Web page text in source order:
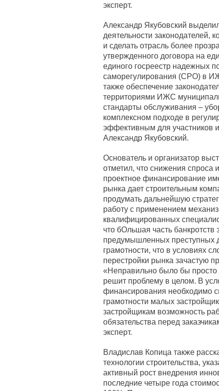
эксперт.
Александр Якубовский
деятельности
и сделать отрасль более
утвержденного договора на
единого госреестр надежных
саморегулирования (СРО) в
также обеспечение
территориями ИЖС
стандарты обслуживания –
комплексном подходе в
эффективным для участников
Александр Якубовский.
Основатель и организатор
отметил, что снижения спроса
проектное финансирование
рынка дает строительным
продумать дальнейшую
работу с применением
квалифицированных
что бОльшая часть
предумышленных преступных
грамотности, что в условиях
перестройки рынка зачастую
«Неправильно было бы просто
решит проблему в целом. В
финансирования необходимо
грамотности малых
застройщикам возможность
обязательства перед
эксперт.
Владислав Копица также
технологии строительства,
активный рост внедрения
последние четыре года